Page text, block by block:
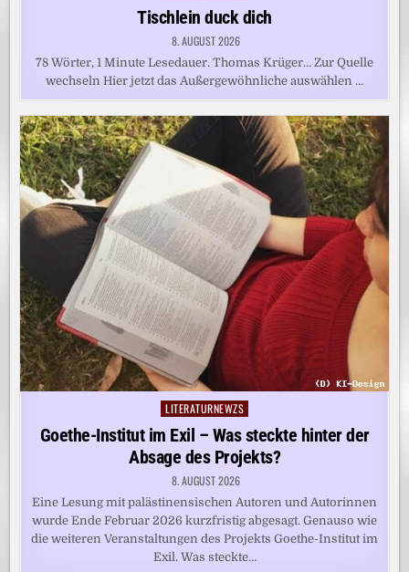
in
Tischlein duck dich
8. AUGUST 2026
78 Wörter, 1 Minute Lesedauer. Thomas Krüger… Zur Quelle
wechseln Hier jetzt das Außergewöhnliche auswählen …
Posted
in
LITERATURNEWZS
Goethe-Institut im Exil – Was steckte hinter der
Absage des Projekts?
8. AUGUST 2026
Eine Lesung mit palästinensischen Autoren und Autorinnen
wurde Ende Februar 2026 kurzfristig abgesagt. Genauso wie
die weiteren Veranstaltungen des Projekts Goethe-Institut im
Exil. Was steckte…